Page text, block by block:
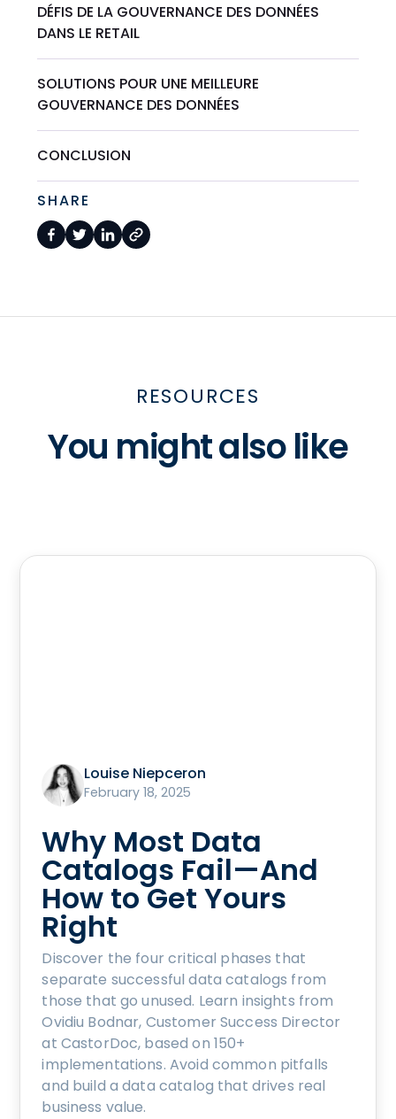
DÉFIS DE LA GOUVERNANCE DES DONNÉES
DANS LE RETAIL
SOLUTIONS POUR UNE MEILLEURE
GOUVERNANCE DES DONNÉES
CONCLUSION
SHARE
RESOURCES
You might also like
Louise Niepceron
February 18, 2025
Why Most Data
Catalogs Fail—And
How to Get Yours
Right
Discover the four critical phases that
separate successful data catalogs from
those that go unused. Learn insights from
Ovidiu Bodnar, Customer Success Director
at CastorDoc, based on 150+
implementations. Avoid common pitfalls
and build a data catalog that drives real
business value.